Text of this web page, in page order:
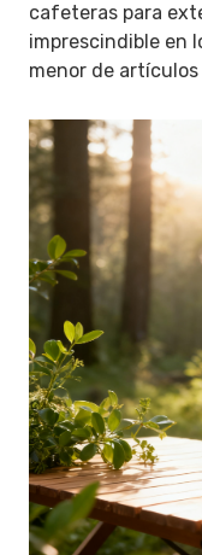
cafeteras para
imprescindible en
menor de